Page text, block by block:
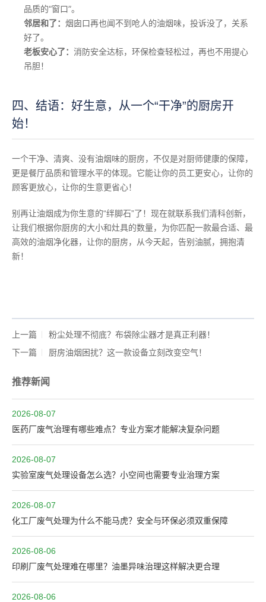
品质的“窗口”。
邻居和了： 烟囱口再也闻不到呛人的油烟味，投诉没了，关系
好了。
老板安心了： 消防安全达标，环保检查轻松过，再也不用提心
吊胆！
四、结语：好生意，从一个“干净”的厨房开
始！
一个干净、清爽、没有油烟味的厨房，不仅是对厨师健康的保障，
更是餐厅品质和管理水平的体现。它能让你的员工更安心，让你的
顾客更放心，让你的生意更省心！
别再让油烟成为你生意的“绊脚石”了！现在就联系我们清科创新，
让我们根据你厨房的大小和灶具的数量，为你匹配一款最合适、最
高效的油烟净化器，让你的厨房，从今天起，告别油腻，拥抱清
新！
上一篇
粉尘处理不彻底？布袋除尘器才是真正利器！
下一篇
厨房油烟困扰？这一款设备立刻改变空气！
推荐新闻
2026-08-07
医药厂废气治理有哪些难点？专业方案才能解决复杂问题
2026-08-07
实验室废气处理设备怎么选？小空间也需要专业治理方案
2026-08-07
化工厂废气处理为什么不能马虎？安全与环保必须双重保障
2026-08-06
印刷厂废气处理难在哪里？油墨异味治理这样解决更合理
2026-08-06